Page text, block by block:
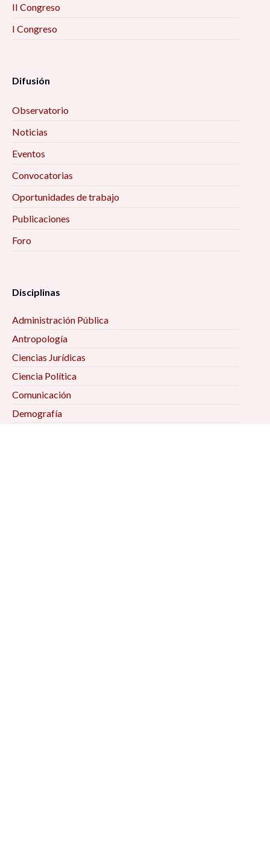
II Congreso
I Congreso
Difusión
Observatorio
Noticias
Eventos
Convocatorias
Oportunidades de trabajo
Publicaciones
Foro
Disciplinas
Administración Pública
Antropología
Ciencias Jurídicas
Ciencia Política
Comunicación
Demografía